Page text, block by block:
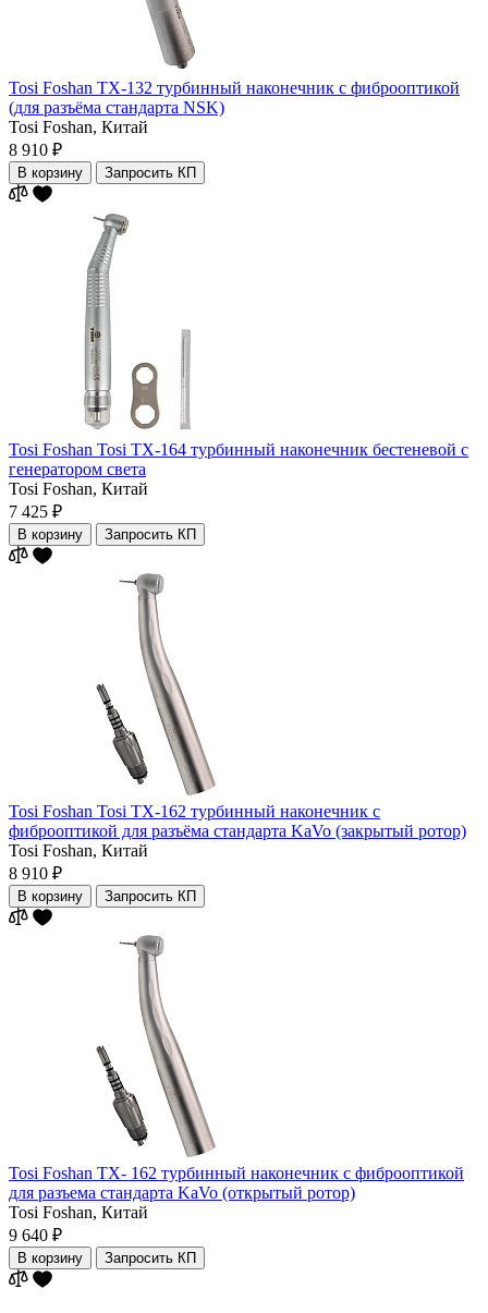
Tosi Foshan TX-132 турбинный наконечник с фиброоптикой
(для разъёма стандарта NSK)
Tosi Foshan, Китай
8 910 ₽
В корзину Запросить КП
Tosi Foshan Tosi TX-164 турбинный наконечник бестеневой с
генератором света
Tosi Foshan, Китай
7 425 ₽
В корзину Запросить КП
Tosi Foshan Tosi TX-162 турбинный наконечник с
фиброоптикой для разъёма стандарта KaVo (закрытый ротор)
Tosi Foshan, Китай
8 910 ₽
В корзину Запросить КП
Tosi Foshan ТХ- 162 турбинный наконечник с фиброоптикой
для разъема стандарта KaVo (открытый ротор)
Tosi Foshan, Китай
9 640 ₽
В корзину Запросить КП